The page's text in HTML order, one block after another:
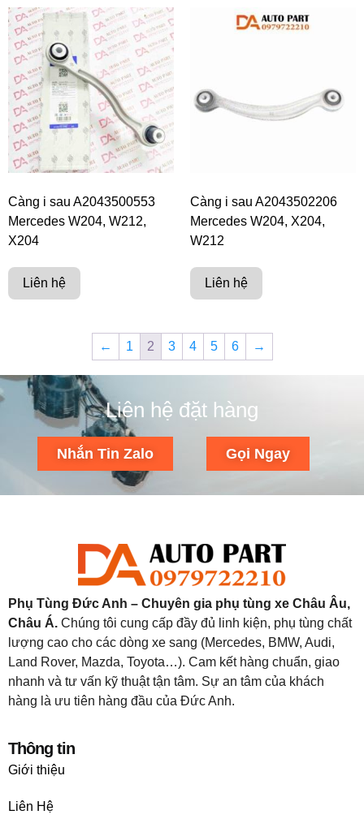
Càng i sau A2043500553
Mercedes W204, W212,
X204
Liên hệ
Càng i sau A2043502206
Mercedes W204, X204,
W212
Liên hệ
← 1 2 3 4 5 6 →
Liên hệ đặt hàng
Nhắn Tin Zalo Gọi Ngay
Phụ Tùng Đức Anh – Chuyên gia phụ tùng xe Châu Âu,
Châu Á. Chúng tôi cung cấp đầy đủ linh kiện, phụ tùng chất
lượng cao cho các dòng xe sang (Mercedes, BMW, Audi,
Land Rover, Mazda, Toyota…). Cam kết hàng chuẩn, giao
nhanh và tư vấn kỹ thuật tận tâm. Sự an tâm của khách
hàng là ưu tiên hàng đầu của Đức Anh.
Thông tin
Giới thiệu
Liên Hệ